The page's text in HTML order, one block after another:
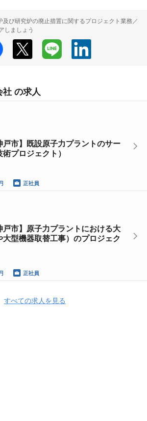
及び研究炉の廃止措置に関するプロジェクト業務／
しましょう
社 の求人
戸市】既設原子力プラントのサー
プロジェクト）
正社員
戸市】原子力プラントにおける大
型機器取替工事）のプロジェク
正社員
すべての求人を見る